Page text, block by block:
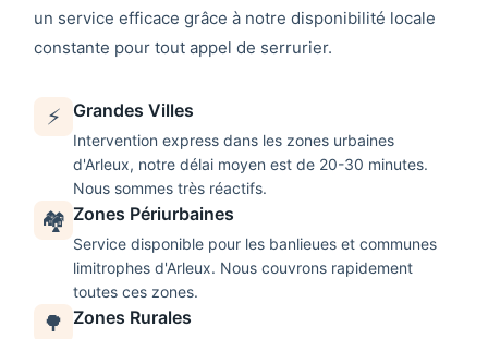
un service efficace grâce à notre disponibilité locale
constante pour tout appel de serrurier.
⚡ Grandes Villes
Intervention express dans les zones urbaines
d'Arleux, notre délai moyen est de 20-30 minutes.
Nous sommes très réactifs.
🏘️ Zones Périurbaines
Service disponible pour les banlieues et communes
limitrophes d'Arleux. Nous couvrons rapidement
toutes ces zones.
🌳 Zones Rurales